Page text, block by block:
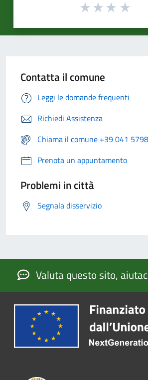
Contatta il comune
Leggi le domande frequenti
Richiedi Assistenza
Chiama il comune +39 041
Prenota un appuntamento
Problemi in città
Segnala disservizio
Valuta questo sito,